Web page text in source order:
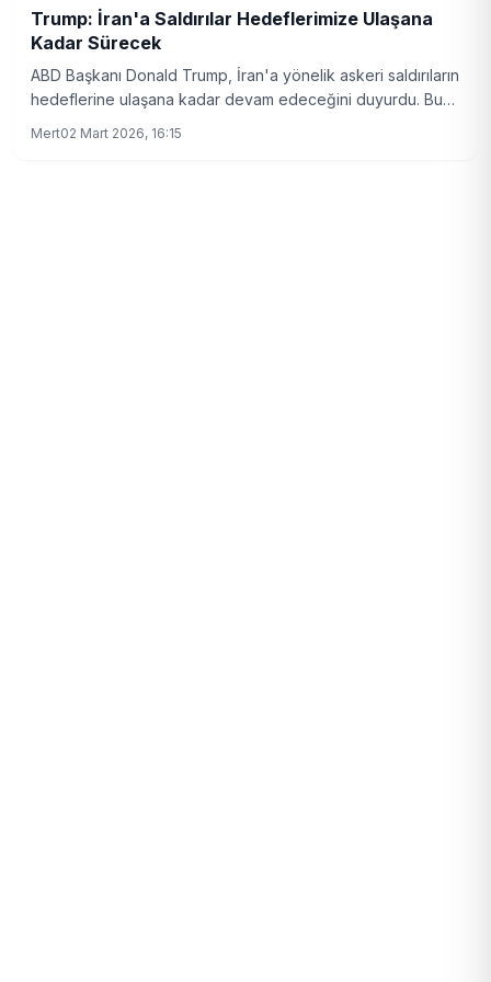
Trump: İran'a Saldırılar Hedeflerimize Ulaşana
Kadar Sürecek
ABD Başkanı Donald Trump, İran'a yönelik askeri saldırıların
hedeflerine ulaşana kadar devam edeceğini duyurdu. Bu
Mert02 Mart 2026, 16:15